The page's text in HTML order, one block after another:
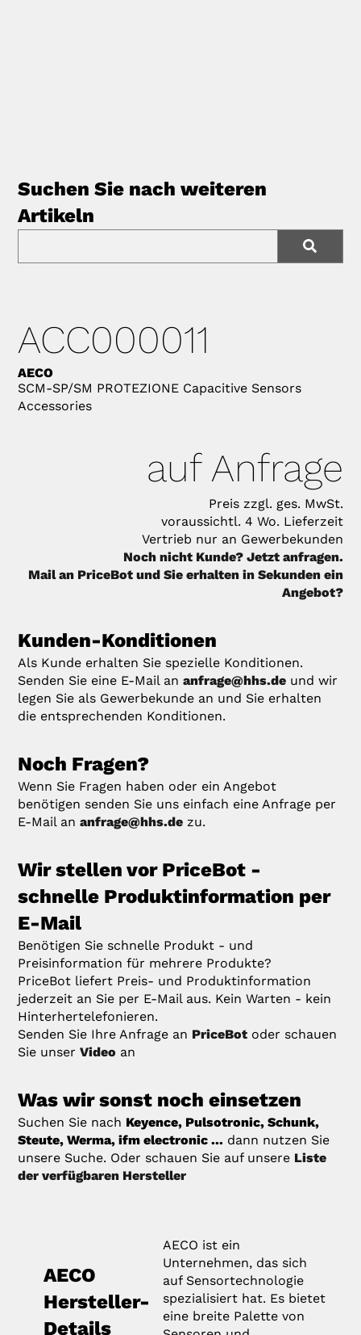
Suchen Sie nach weiteren
Artikeln
ACC000011
AECO
SCM-SP/SM PROTEZIONE Capacitive Sensors
Accessories
auf Anfrage
Preis zzgl. ges. MwSt.
voraussichtl. 4 Wo. Lieferzeit
Vertrieb nur an Gewerbekunden
Noch nicht Kunde? Jetzt anfragen.
Mail an PriceBot und Sie erhalten in Sekunden ein
Angebot?
Kunden-Konditionen
Als Kunde erhalten Sie spezielle Konditionen.
Senden Sie eine E-Mail ananfrage@hhs.de und wir
legen Sie als Gewerbekunde an und Sie erhalten
die entsprechenden Konditionen.
Noch Fragen?
Wenn Sie Fragen haben oder ein Angebot
benötigen senden Sie uns einfach eine Anfrage per
E-Mail ananfrage@hhs.de zu.
Wir stellen vor PriceBot -
schnelle Produktinformation per
E-Mail
Benötigen Sie schnelle Produkt - und
Preisinformation für mehrere Produkte?
PriceBot liefert Preis- und Produktinformation
jederzeit an Sie per E-Mail aus. Kein Warten - kein
Hinterhertelefonieren.
Senden Sie Ihre Anfrage an PriceBot oder schauen
Sie unserVideo an
Was wir sonst noch einsetzen
Suchen Sie nach Keyence, Pulsotronic, Schunk,
Steute, Werma, ifm electronic ... dann nutzen Sie
unsere Suche. Oder schauen Sie auf unsere Liste
der verfügbaren Hersteller
AECO
Hersteller-
Details
AECO ist ein
Unternehmen, das sich
auf Sensortechnologie
spezialisiert hat. Es bietet
eine breite Palette von